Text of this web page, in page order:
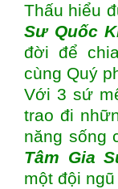
Thấu hiểu
Sư Quốc
đời để
cùng Quý
Với 3 sứ
trao đi
năng sống
Tâm Gia
một đội